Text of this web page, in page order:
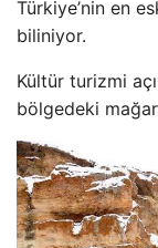
Türkiye’nin en
biliniyor.
Kültür turizmi
bölgedeki